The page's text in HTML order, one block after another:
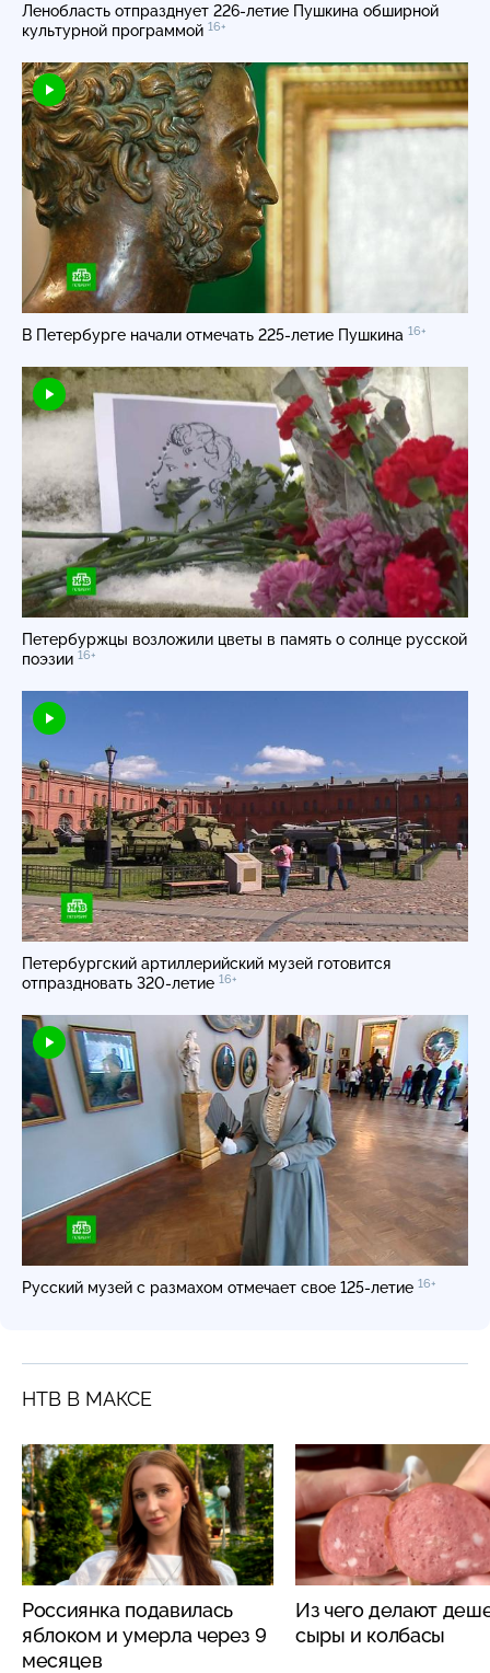
Ленобласть отпразднует 226-летие Пушкина обширной
культурной программой 16+
В Петербурге начали отмечать 225-летие Пушкина 16+
Петербуржцы возложили цветы в память о солнце русской
поэзии 16+
Петербургский артиллерийский музей готовится
отпраздновать 320-летие 16+
Русский музей с размахом отмечает свое 125-летие 16+
НТВ В МАКСЕ
Россиянка подавилась
яблоком и умерла через 9
месяцев
Из чего делают
сыры и колбасы